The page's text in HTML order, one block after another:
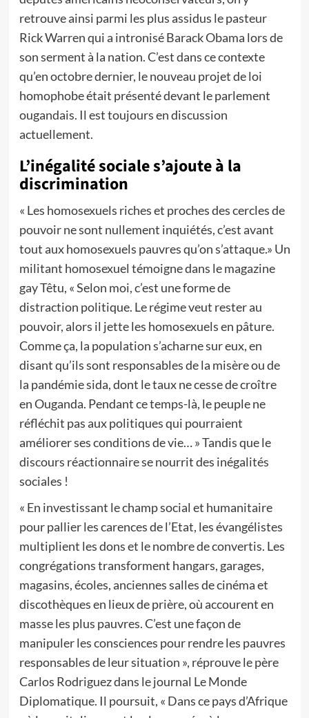
retrouve ainsi parmi les plus assidus le pasteur
Rick Warren qui a intronisé Barack Obama lors de
son serment à la nation. C’est dans ce contexte
qu’en octobre dernier, le nouveau projet de loi
homophobe était présenté devant le parlement
ougandais. Il est toujours en discussion
actuellement.
L’inégalité sociale s’ajoute à la
discrimination
« Les homosexuels riches et proches des cercles de
pouvoir ne sont nullement inquiétés, c’est avant
tout aux homosexuels pauvres qu’on s’attaque.» Un
militant homosexuel témoigne dans le magazine
gay Têtu, « Selon moi, c’est une forme de
distraction politique. Le régime veut rester au
pouvoir, alors il jette les homosexuels en pâture.
Comme ça, la population s’acharne sur eux, en
disant qu’ils sont responsables de la misère ou de
la pandémie sida, dont le taux ne cesse de croître
en Ouganda. Pendant ce temps-là, le peuple ne
réfléchit pas aux politiques qui pourraient
améliorer ses conditions de vie… » Tandis que le
discours réactionnaire se nourrit des inégalités
sociales !
« En investissant le champ social et humanitaire
pour pallier les carences de l’Etat, les évangélistes
multiplient les dons et le nombre de convertis. Les
congrégations transforment hangars, garages,
magasins, écoles, anciennes salles de cinéma et
discothèques en lieux de prière, où accourent en
masse les plus pauvres. C’est une façon de
manipuler les consciences pour rendre les pauvres
responsables de leur situation », réprouve le père
Carlos Rodriguez dans le journal Le Monde
Diplomatique. Il poursuit, « Dans ce pays d’Afrique